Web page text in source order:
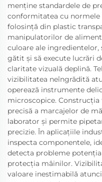
menține standardele de
conformitatea cu normele
folosință din plastic
manipulatorilor de
culoare ale ingredientelor,
gătit și să execute lucrări
claritate vizuală deplină.
vizibilitatea neîngrădită
operează instrumente
microscopice.
precisă a marcajelor de
laborator și permite
precizie. În aplicațiile
inspecta componentele,
detecta probleme
protecția mâinilor.
valoare inestimabilă